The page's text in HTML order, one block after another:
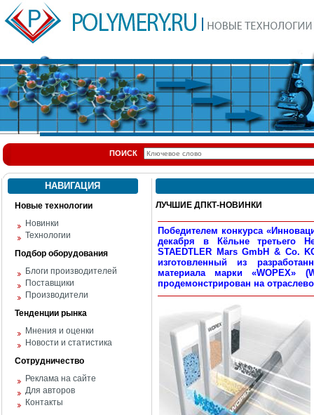
ПОИСК
НАВИГАЦИЯ
Новые технологии
Новинки
Технологии
Подбор оборудования
Блоги производителей
Поставщики
Производители
Тенденции рынка
Мнения и оценки
Новости и статистика
Сотрудничество
Реклама на сайте
Для авторов
Контакты
ЛУЧШИЕ ДПКТ-НОВИНКИ
Победителем конкурса
декабря в Кёльне третьего
STAEDTLER Mars GmbH & Co.
изготовленный из
материала марки «WOPEX»
продемонстрирован на